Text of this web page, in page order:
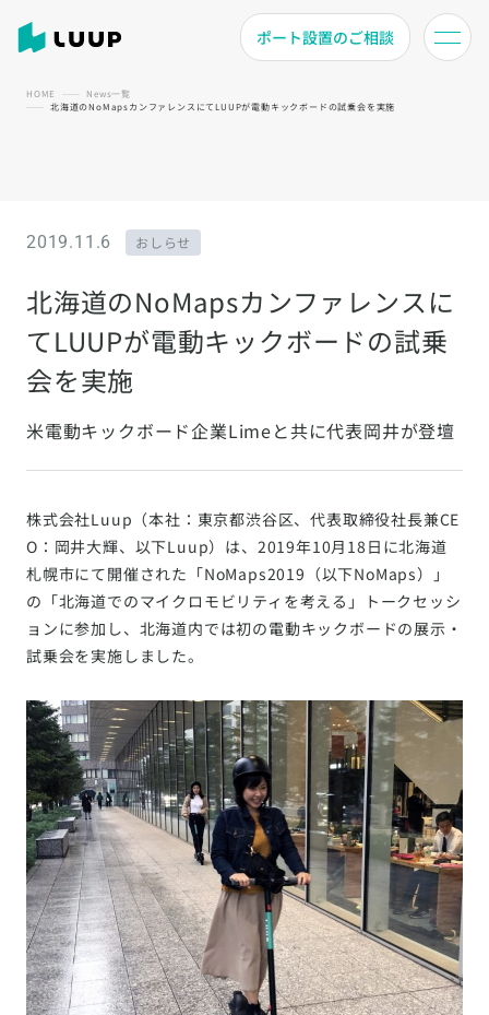
ポート設置のご相談
HOME
News一覧
北海道のNoMapsカンファレンスにてLUUPが電動キックボードの試乗会を実施
2019.11.6 おしらせ
北海道のNoMapsカンファレンスに
てLUUPが電動キックボードの試乗
会を実施
米電動キックボード企業Limeと共に代表岡井が登壇
株式会社Luup（本社：東京都渋谷区、代表取締役社長兼CE
O：岡井大輝、以下Luup）は、2019年10月18日に北海道
札幌市にて開催された「NoMaps2019（以下NoMaps）」
の「北海道でのマイクロモビリティを考える」トークセッシ
ョンに参加し、北海道内では初の電動キックボードの展示・
試乗会を実施しました。